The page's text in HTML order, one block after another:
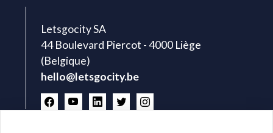
Letsgocity SA
44 Boulevard Piercot - 4000 Liège
(Belgique)
hello@letsgocity.be